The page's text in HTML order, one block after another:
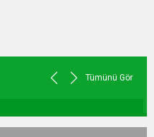
Tümünü Gör